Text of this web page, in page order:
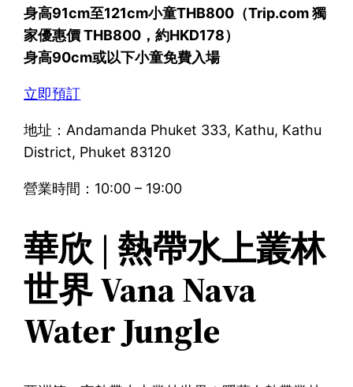
身高91cm至121cm小童THB800（Trip.com 獨
家優惠價 THB800，約HKD178）
身高90cm或以下小童免費入場
立即預訂
地址：Andamanda Phuket 333, Kathu, Kathu
District, Phuket 83120
營業時間：10:00 – 19:00
華欣 | 熱帶水上叢林
世界 Vana Nava
Water Jungle